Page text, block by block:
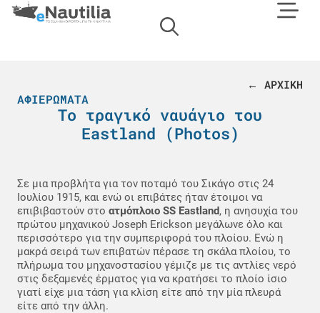
← ΑΡΧΙΚΗ
ΑΦΙΕΡΏΜΑΤΑ
Το τραγικό ναυάγιο του
Eastland (Photos)
Σε μια προβλήτα για τον ποταμό του Σικάγο στις 24
Ιουλίου 1915, και ενώ οι επιβάτες ήταν έτοιμοι να
επιβιβαστούν στο ατμόπλοιο SS Eastland, η ανησυχία του
πρώτου μηχανικού Joseph Erickson μεγάλωνε όλο και
περισσότερο για την συμπεριφορά του πλοίου. Ενώ η
μακρά σειρά των επιβατών πέρασε τη σκάλα πλοίου, το
πλήρωμα του μηχανοστασίου γέμιζε με τις αντλίες νερό
στις δεξαμενές έρματος για να κρατήσει το πλοίο ίσιο
γιατί είχε μια τάση για κλίση είτε από την μία πλευρά
είτε από την άλλη.